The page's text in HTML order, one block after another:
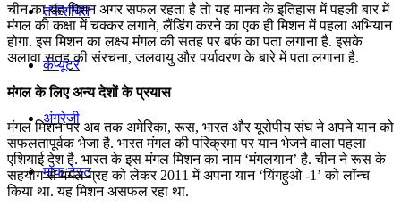
तर्कशक्ति
कंप्यूटर
अंग्रेजी
मॉक टेस्ट
चीन का यह मिशन अगर सफल रहता है तो यह मानव के इतिहास में पहली बार में
मंगल की कक्षा में चक्‍कर लगाने, लैंडिंग करने का एक ही मिशन में पहला अभियान
होगा. इस मिशन का लक्ष्‍य मंगल की सतह पर बर्फ का पता लगाना है. इसके
अलावा सतह की संरचना, जलवायु और पर्यावरण के बारे में पता लगाना है.
मंगल के लिए अन्य देशों के प्रयास
मंगल मिशन पर अब तक अमेरिका, रूस, भारत और यूरोपीय संघ ने अपने यान को
सफलतापूर्वक भेजा है. भारत मंगल की परिक्रमा पर यान भेजने वाला पहला
एशियाई देश है. भारत के इस मंगल मिशन का नाम ‘मंगलयान’ है. चीन ने रूस के
सहयोग से मंगल ग्रह को लेकर 2011 में अपना यान ‘यिंगहुओ -1’ को लॉन्च
किया था. यह मिशन असफल रहा था.